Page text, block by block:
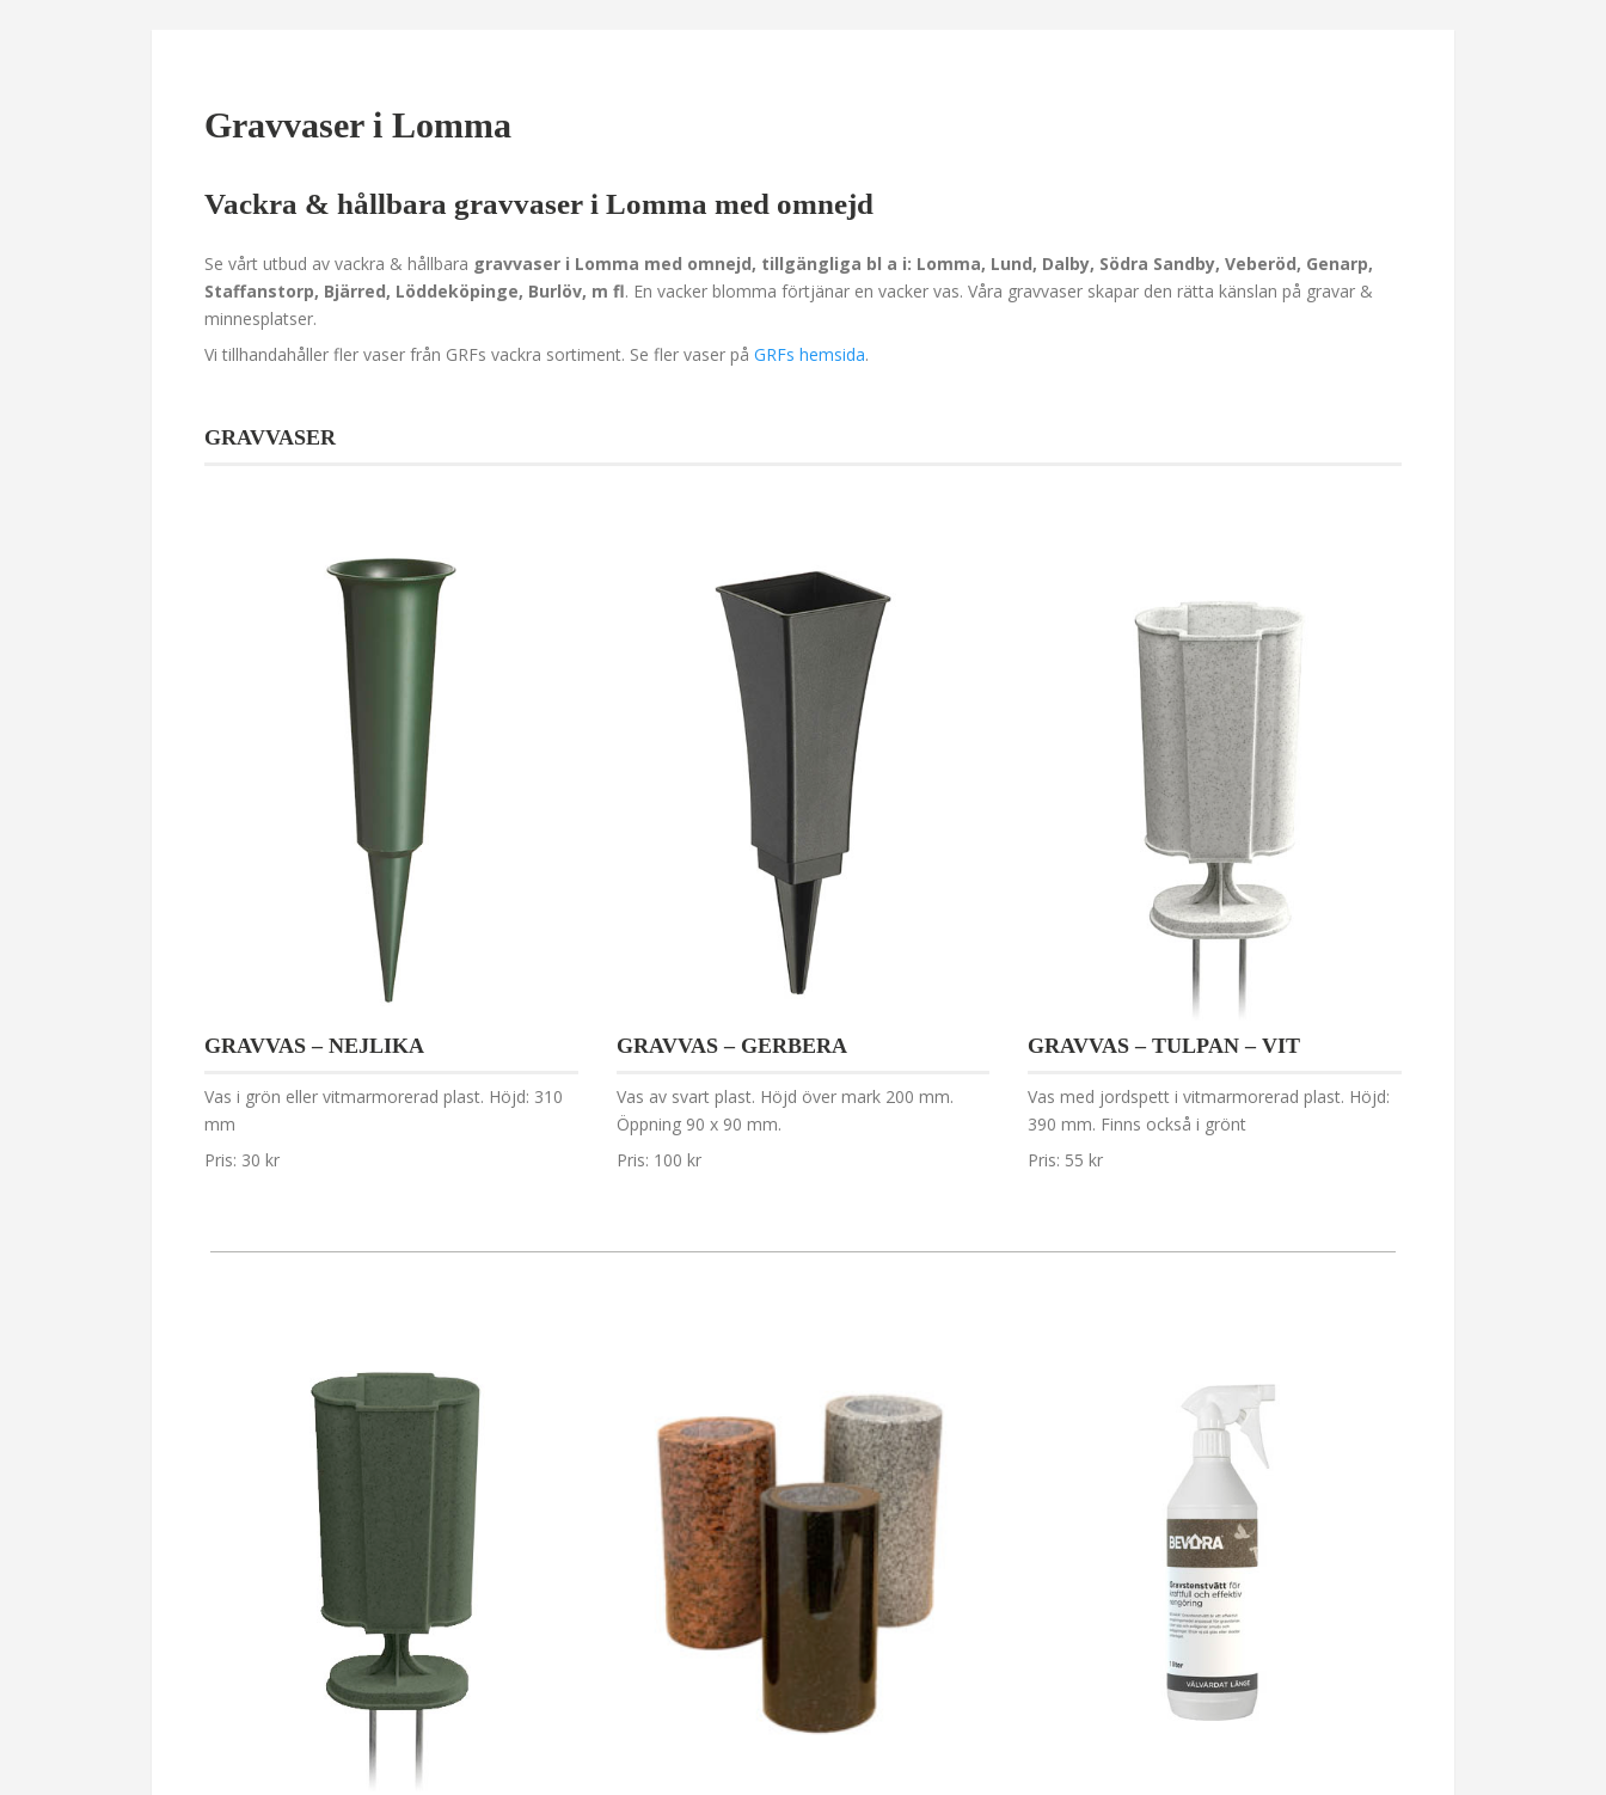
Gravvaser i Lomma
Vackra & hållbara gravvaser i Lomma med omnejd
Se vårt utbud av vackra & hållbara gravvaser i Lomma med omnejd, tillgängliga bl a i: Lomma, Lund, Dalby, Södra Sandby, Veberöd, Genarp,
Staffanstorp, Bjärred, Löddeköpinge, Burlöv, m fl. En vacker blomma förtjänar en vacker vas. Våra gravvaser skapar den rätta känslan på gravar &
minnesplatser.
Vi tillhandahåller fler vaser från GRFs vackra sortiment. Se fler vaser på GRFs hemsida.
GRAVVASER
GRAVVAS – NEJLIKA
Vas i grön eller vitmarmorerad plast. Höjd: 310
mm
Pris: 30 kr
GRAVVAS – GERBERA
Vas av svart plast. Höjd över mark 200 mm.
Öppning 90 x 90 mm.
Pris: 100 kr
GRAVVAS – TULPAN – VIT
Vas med jordspett i vitmarmorerad plast. Höjd:
390 mm. Finns också i grönt
Pris: 55 kr